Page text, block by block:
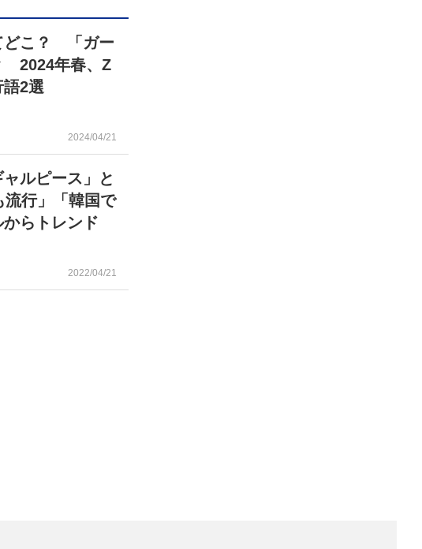
どこ？ 「ガー
2024年春、Z
2選
2024/04/21
ルピース」と
行」「韓国で
らトレンド
2022/04/21